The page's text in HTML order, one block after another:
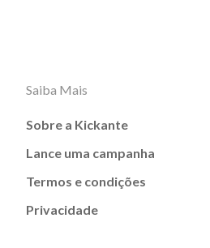
Saiba Mais
Sobre a Kickante
Lance uma campanha
Termos e condições
Privacidade